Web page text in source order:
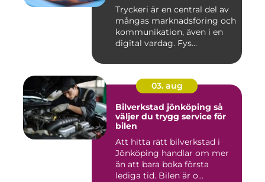
Tryckeri är en central del av
mångas marknadsföring och
kommunikation, även i en
digital vardag. Fys...
03. aug
Bilverkstad jönköping så
väljer du trygg service för
bilen
Att hitta rätt bilverkstad i
Jönköping handlar om mer
än att bara boka första
lediga tid. Bilen är o...